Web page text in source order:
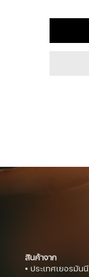
สินค้าจาก
• ประเทศเยอรมันนี